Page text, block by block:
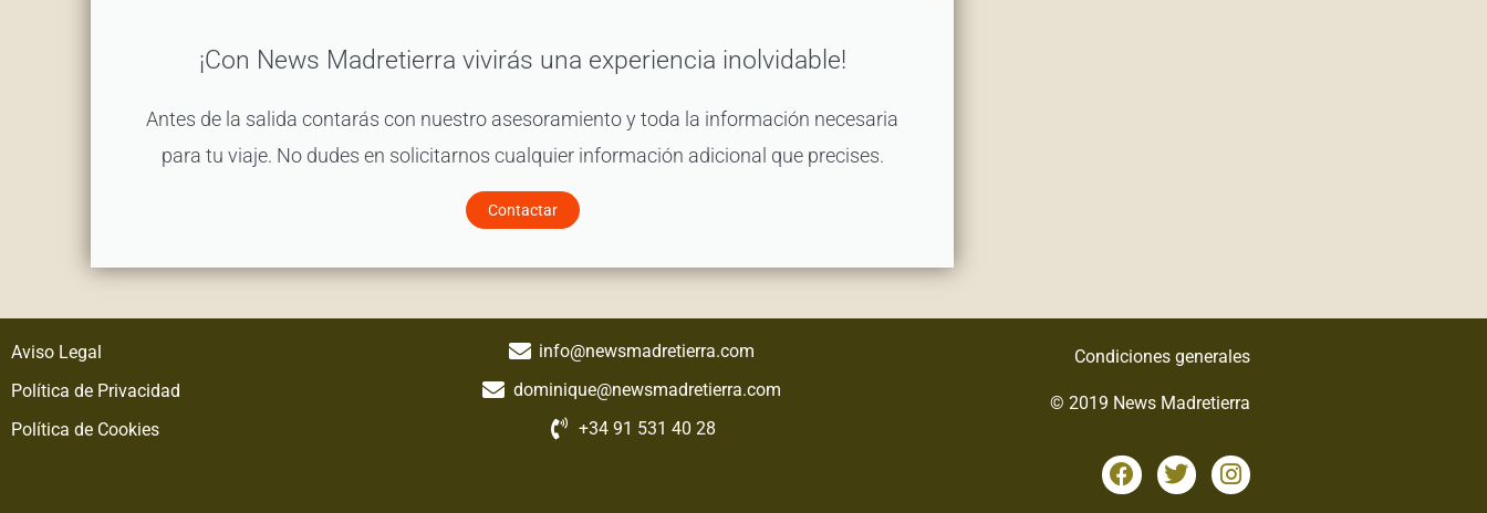
¡Con News Madretierra vivirás una experiencia inolvidable!
Antes de la salida contarás con nuestro asesoramiento y toda la información necesaria
para tu viaje. No dudes en solicitarnos cualquier información adicional que precises.
Contactar
Aviso Legal
Política de Privacidad
Política de Cookies
info@newsmadretierra.com
dominique@newsmadretierra.com
+34 91 531 40 28
Condiciones generales
© 2019 News Madretierra
F
a
T
w
I
n